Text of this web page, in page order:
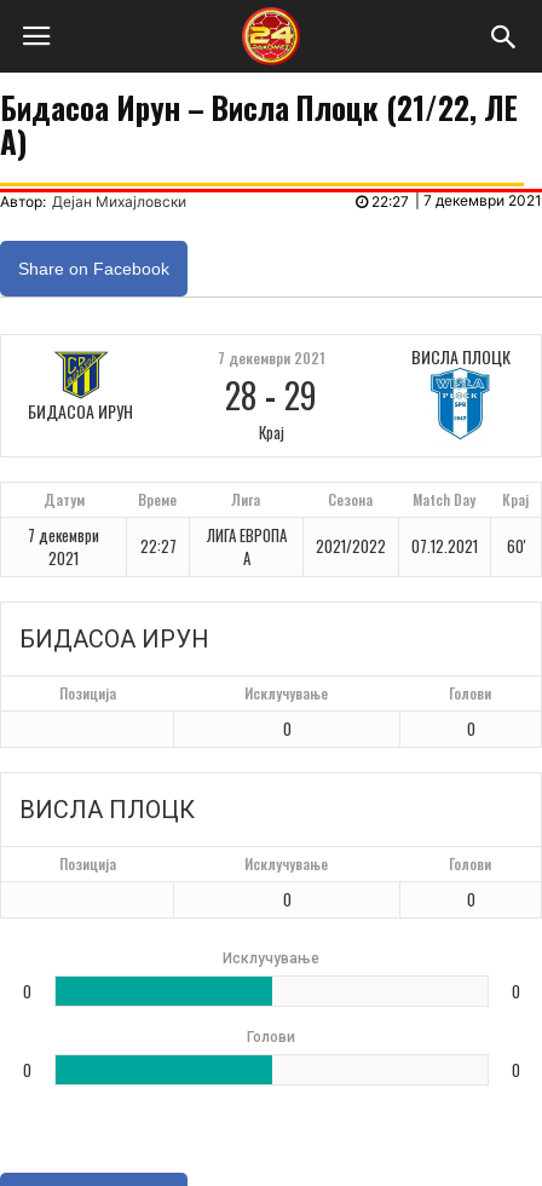
Бидасоа Ирун – Висла Плоцк (21/22, ЛЕ
А)
Автор: Дејан Михајловски 7 декември 2021
22:27
Share on Facebook
БИДАСОА ИРУН
ВИСЛА ПЛОЦК
7 декември 2021
28 - 29
Крај
Датум Време Лига Сезона Match Day Крај
7 декември
2021
22:27
ЛИГА ЕВРОПА
A
2021/2022 07.12.2021 60'
БИДАСОА ИРУН
Позиција Исклучување Голови
0 0
ВИСЛА ПЛОЦК
Позиција Исклучување Голови
0 0
Исклучување
0 0
Голови
0 0